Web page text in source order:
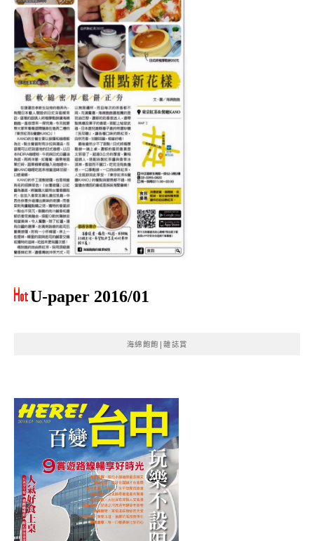
U-paper 2016/01
海綿飽飽|雜誌賞